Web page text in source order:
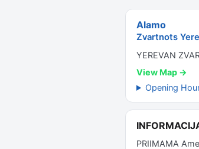
Alamo
Zvartnots
YEREVAN
View Map →
Opening
PRIIMAMA